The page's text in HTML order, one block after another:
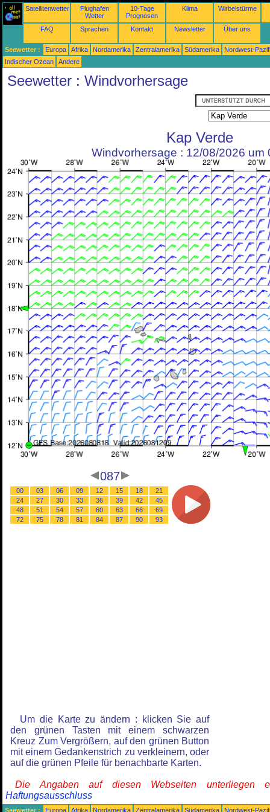
Satellitenwetter
Flughafen
Wetter
10-Tage
Prognosen
Klima Wirbelstürme
FAQ Sprachen Kontakt Newsletter Über uns
Seewetter : Europa Afrika Nordamerika Zentralamerika Südamerika
Nordwest-
Indischer Ozean
Andere
Seewetter : Windvorhersage
Kap Verde
Windvorhersage : 12/08/2026 um
087
00 03 06 09 12 15 18
21
24
27 30 33 36 39 42
45
48
51 54 57 60 63 66
69
72
75 78 81 84 87 90 93
Um die Karte zu ändern : klicken Sie auf
den grünen Tasten mit einem schwarzen
Kreuz Zum Vergrößern, auf den grünen Button
mit einem Gedankenstrich zu verkleinern, oder
auf die grünen Pfeile für benachbarte Karten.
Die Angaben auf diesen Webseiten unterliegen
Haftungsausschluss
Seewetter : Europa Afrika Nordamerika Zentralamerika Südamerika
Nordwest-